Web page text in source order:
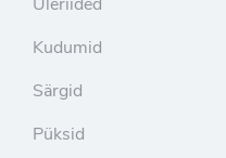
Üleriided
Kudumid
Särgid
Püksid